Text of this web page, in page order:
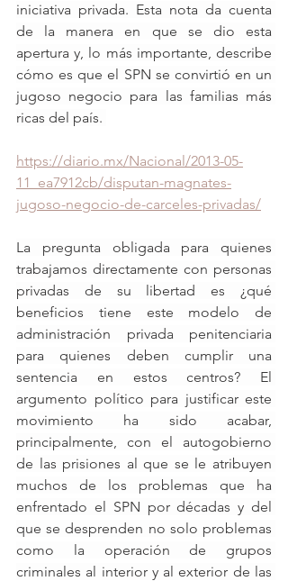
iniciativa privada. Esta nota da cuenta
de la manera en que se dio esta
apertura y, lo más importante, describe
cómo es que el SPN se convirtió en un
jugoso negocio para las familias más
ricas del país.
https://diario.mx/Nacional/2013-05-
11_ea7912cb/disputan-magnates-
jugoso-negocio-de-carceles-privadas/
La pregunta obligada para quienes
trabajamos directamente con personas
privadas de su libertad es ¿qué
beneficios tiene este modelo de
administración privada penitenciaria
para quienes deben cumplir una
sentencia en estos centros? El
argumento político para justificar este
movimiento ha sido acabar,
principalmente, con el autogobierno
de las prisiones al que se le atribuyen
muchos de los problemas que ha
enfrentado el SPN por décadas y del
que se desprenden no solo problemas
como la operación de grupos
criminales al interior y al exterior de las